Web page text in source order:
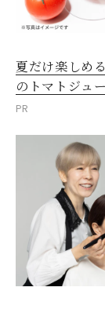
夏だけ楽しめ
のトマトジュ
PR